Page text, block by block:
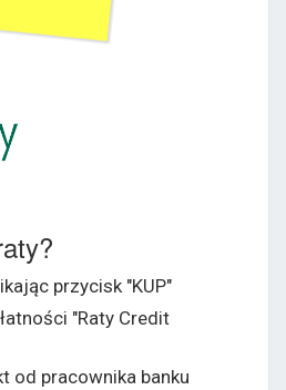
przycisk "KUP"
"Raty Credit
od pracownika banku